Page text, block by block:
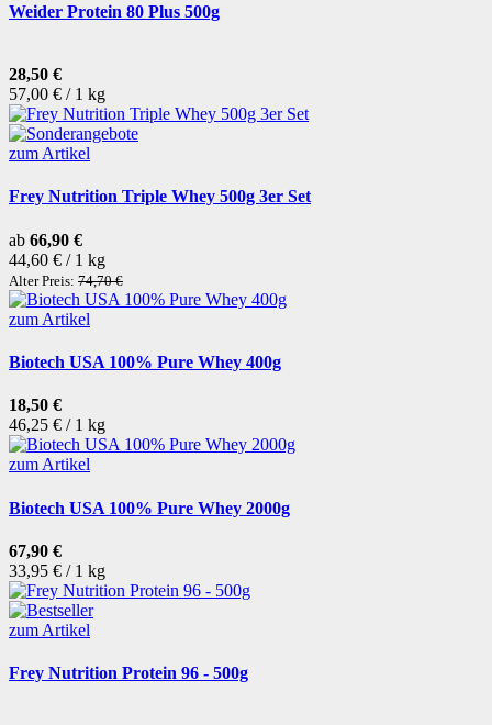
Weider Protein 80 Plus 500g
28,50 €
57,00 € / 1 kg
zum Artikel
Frey Nutrition Triple Whey 500g 3er Set
ab 66,90 €
44,60 € / 1 kg
Alter Preis: 74,70 €
zum Artikel
Biotech USA 100% Pure Whey 400g
18,50 €
46,25 € / 1 kg
zum Artikel
Biotech USA 100% Pure Whey 2000g
67,90 €
33,95 € / 1 kg
zum Artikel
Frey Nutrition Protein 96 - 500g